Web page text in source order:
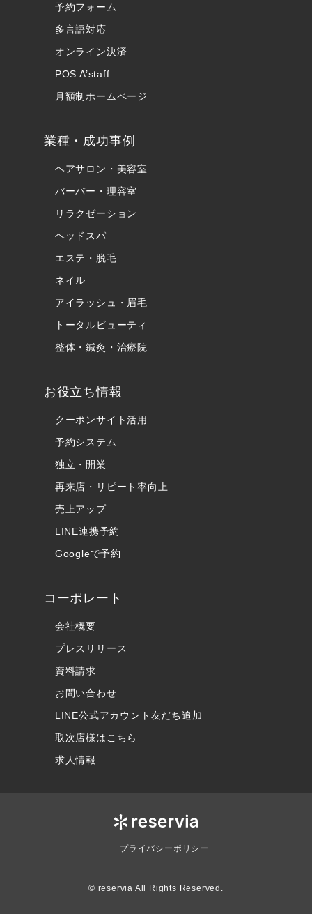
予約フォーム
多言語対応
オンライン決済
POS A’staff
月額制ホームページ
業種・成功事例
ヘアサロン・美容室
バーバー・理容室
リラクゼーション
ヘッドスパ
エステ・脱毛
ネイル
アイラッシュ・眉毛
トータルビューティ
整体・鍼灸・治療院
お役立ち情報
クーポンサイト活用
予約システム
独立・開業
再来店・リピート率向上
売上アップ
LINE連携予約
Googleで予約
コーポレート
会社概要
プレスリリース
資料請求
お問い合わせ
LINE公式アカウント友だち追加
取次店様はこちら
求人情報
プライバシーポリシー
© reservia All Rights Reserved.